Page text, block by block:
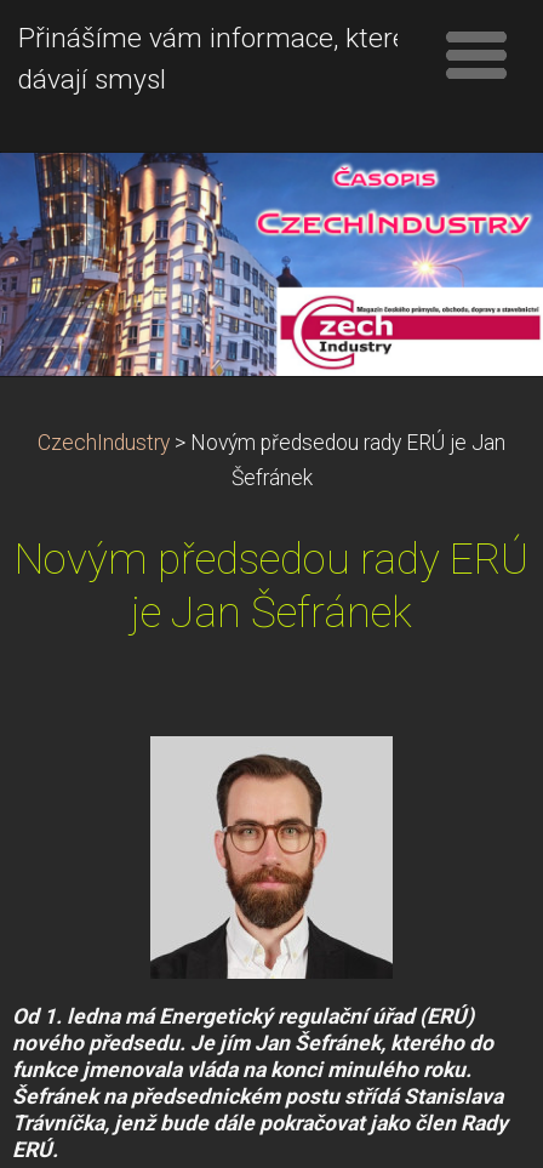
Přinášíme vám informace, které
dávají smysl
CzechIndustry > Novým předsedou rady ERÚ je Jan
Šefránek
Novým předsedou rady ERÚ
je Jan Šefránek
Od 1. ledna má Energetický regulační úřad (ERÚ)
nového předsedu. Je jím Jan Šefránek, kterého do
funkce jmenovala vláda na konci minulého roku.
Šefránek na předsednickém postu střídá Stanislava
Trávníčka, jenž bude dále pokračovat jako člen Rady
ERÚ.